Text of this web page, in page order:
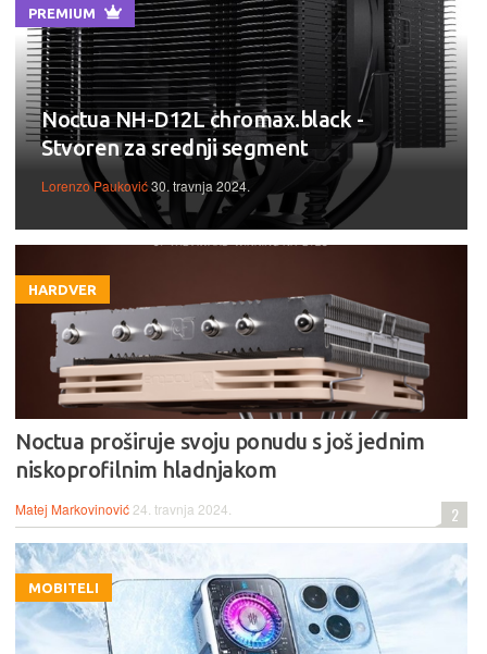
PREMIUM
Noctua NH-D12L chromax.black -
Stvoren za srednji segment
Lorenzo Pauković30. travnja 2024.
HARDVER
Noctua proširuje svoju ponudu s još jednim
niskoprofilnim hladnjakom
Matej Markovinović 24. travnja 2024. 2
MOBITELI